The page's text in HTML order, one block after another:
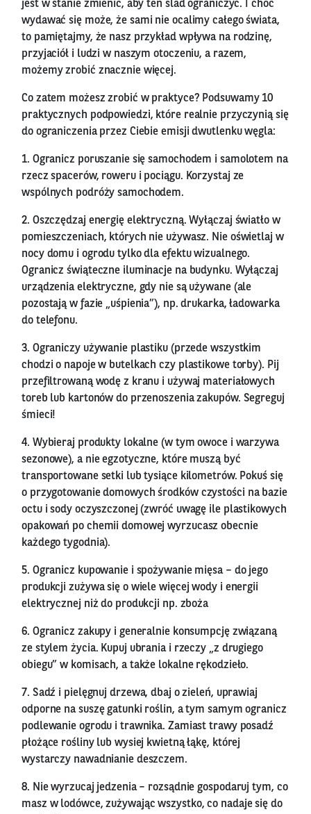
jest w stanie zmienić, aby ten ślad ograniczyć. I choć
wydawać się może, że sami nie ocalimy całego świata,
to pamiętajmy, że nasz przykład wpływa na rodzinę,
przyjaciół i ludzi w naszym otoczeniu, a razem,
możemy zrobić znacznie więcej.
Co zatem możesz zrobić w praktyce? Podsuwamy 10
praktycznych podpowiedzi, które realnie przyczynią się
do ograniczenia przez Ciebie emisji dwutlenku węgla:
1. Ogranicz poruszanie się samochodem i samolotem na
rzecz spacerów, roweru i pociągu. Korzystaj ze
wspólnych podróży samochodem.
2. Oszczędzaj energię elektryczną. Wyłączaj światło w
pomieszczeniach, których nie używasz. Nie oświetlaj w
nocy domu i ogrodu tylko dla efektu wizualnego.
Ogranicz świąteczne iluminacje na budynku. Wyłączaj
urządzenia elektryczne, gdy nie są używane (ale
pozostają w fazie „uśpienia”), np. drukarka, ładowarka
do telefonu.
3. Ograniczy używanie plastiku (przede wszystkim
chodzi o napoje w butelkach czy plastikowe torby). Pij
przefiltrowaną wodę z kranu i używaj materiałowych
toreb lub kartonów do przenoszenia zakupów. Segreguj
śmieci!
4. Wybieraj produkty lokalne (w tym owoce i warzywa
sezonowe), a nie egzotyczne, które muszą być
transportowane setki lub tysiące kilometrów. Pokuś się
o przygotowanie domowych środków czystości na bazie
octu i sody oczyszczonej (zwróć uwagę ile plastikowych
opakowań po chemii domowej wyrzucasz obecnie
każdego tygodnia).
5. Ogranicz kupowanie i spożywanie mięsa – do jego
produkcji zużywa się o wiele więcej wody i energii
elektrycznej niż do produkcji np. zboża
6. Ogranicz zakupy i generalnie konsumpcję związaną
ze stylem życia. Kupuj ubrania i rzeczy „z drugiego
obiegu” w komisach, a także lokalne rękodzieło.
7. Sadź i pielęgnuj drzewa, dbaj o zieleń, uprawiaj
odporne na suszę gatunki roślin, a tym samym ogranicz
podlewanie ogrodu i trawnika. Zamiast trawy posadź
płożące rośliny lub wysiej kwietną łąkę, której
wystarczy nawadnianie deszczem.
8. Nie wyrzucaj jedzenia – rozsądnie gospodaruj tym, co
masz w lodówce, zużywając wszystko, co nadaje się do